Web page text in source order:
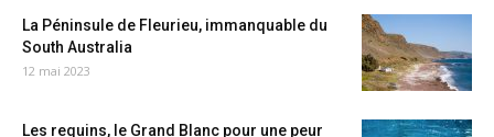
La Péninsule de Fleurieu, immanquable du
South Australia
12 mai 2023
Les requins, le Grand Blanc pour une peur